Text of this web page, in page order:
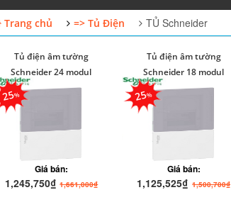
Trang chủ => Tủ Điện TỦ Schneider
Tủ điện âm tường
Schneider 24 modul
25
Giá bán:
1,245,750₫ 1,661,000₫
Tủ điện âm tường
Schneider 18 modul
25
Giá bán:
1,125,525₫ 1,500,700₫